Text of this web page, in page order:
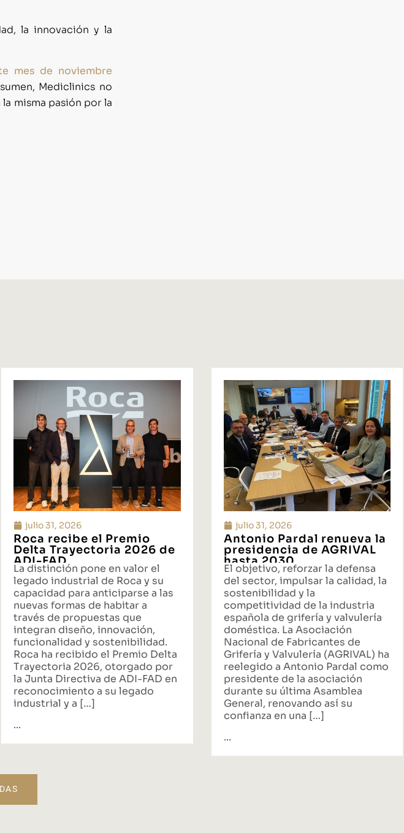
la innovación y la
mes de noviembre
Mediclinics no
misma pasión por la
julio 31, 2026
Roca recibe el Premio
Delta Trayectoria 2026 de
ADI-FAD
La distinción pone en valor el
legado industrial de Roca y su
capacidad para anticiparse a las
nuevas formas de habitar a
través de propuestas que
integran diseño, innovación,
funcionalidad y sostenibilidad.
Roca ha recibido el Premio Delta
Trayectoria 2026, otorgado por
la Junta Directiva de ADI-FAD en
reconocimiento a su legado
industrial y a […]
...
julio 31, 2026
Antonio Pardal renueva la
presidencia de AGRIVAL
hasta 2030
El objetivo, reforzar la defensa
del sector, impulsar la calidad, la
sostenibilidad y la
competitividad de la industria
española de grifería y valvulería
doméstica. La Asociación
Nacional de Fabricantes de
Grifería y Valvulería (AGRIVAL) ha
reelegido a Antonio Pardal como
presidente de la asociación
durante su última Asamblea
General, renovando así su
confianza en una […]
...